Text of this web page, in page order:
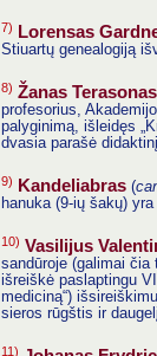
7) Lorensas
Stiuartų genealogiją
8) Žanas Terasonas
profesorius,
palyginimą, išleidęs
dvasia parašė
9) Kandeliabras (
hanuka (9-ių šakų)
10) Vasilijus
sandūroje (galimai
išreiškė paslaptingu
mediciną“)
sieros rūgštis ir
11)